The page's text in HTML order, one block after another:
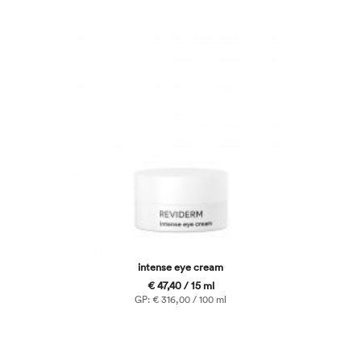
intense eye cream
€ 47,40 / 15 ml
GP: € 316,00 / 100 ml